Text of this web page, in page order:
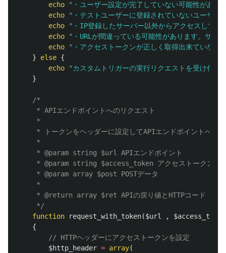
echo
"・ユーザー設定が完了していない可能性があ
echo
"・テストユーザーに登録されていないユーザ
echo
"・IP登録したサーバー以外からアクセスして
echo
"・URLが間違っている可能性があります。サン
echo
"・アクセストークンが正しく取得出来ていな
}
else {
echo
"カスタムトリガーの実行リクエストを受け付け
}
/*
	 */
function
request_with_token($url ,
$access_token
{
// HTTPヘッダーにアクセストークンを設定
$http_header = array(